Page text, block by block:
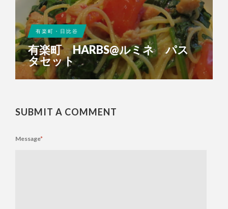
有楽町・日比谷
有楽町 HARBS@ルミネ パス
タセット
SUBMIT A COMMENT
Message*